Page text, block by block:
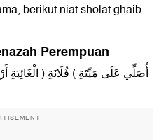
berikut niat sholat ghaib
Perempuan
أُصَلِّي عَلَى مَيِّتَةِ ( فُلَانَةِ ) الْغَائِبَةِ